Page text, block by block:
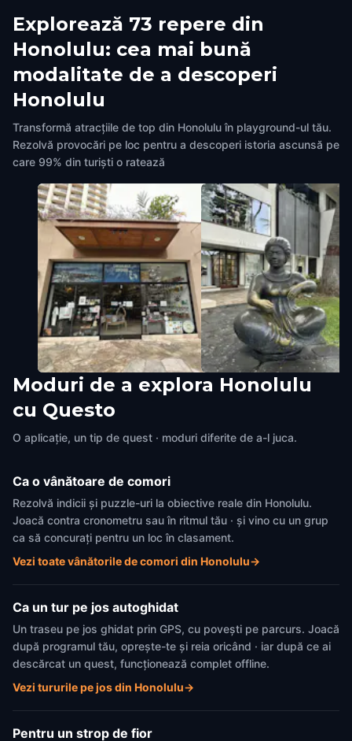
Explorează 73 repere din
Honolulu: cea mai bună
modalitate de a descoperi
Honolulu
Transformă atracțiile de top din Honolulu în playground-ul tău.
Rezolvă provocări pe loc pentru a descoperi istoria ascunsă pe
care 99% din turiști o ratează
Ukulele Store
Honolulu,United States of America
Storyteller Statue
Moduri de a explora Honolulu
cu Questo
O aplicație, un tip de quest · moduri diferite de a-l juca.
Ca o vânătoare de comori
Rezolvă indicii și puzzle-uri la obiective reale din Honolulu.
Joacă contra cronometru sau în ritmul tău · și vino cu un grup
ca să concurați pentru un loc în clasament.
Vezi toate vânătorile de comori din Honolulu→
Ca un tur pe jos autoghidat
Un traseu pe jos ghidat prin GPS, cu povești pe parcurs. Joacă
după programul tău, oprește-te și reia oricând · iar după ce ai
descărcat un quest, funcționează complet offline.
Vezi tururile pe jos din Honolulu→
Pentru un strop de fior